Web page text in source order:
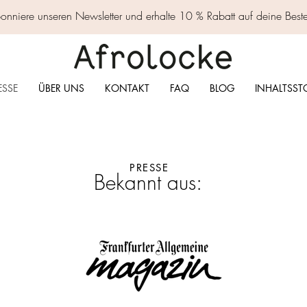
unseren Newsletter und erhalte 10 % Rabatt auf deine
ÜBER UNS KONTAKT FAQ BLOG
PRESSE
Bekannt aus: